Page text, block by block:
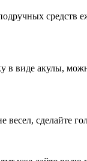
средств
виде акулы,
весел, сделайте